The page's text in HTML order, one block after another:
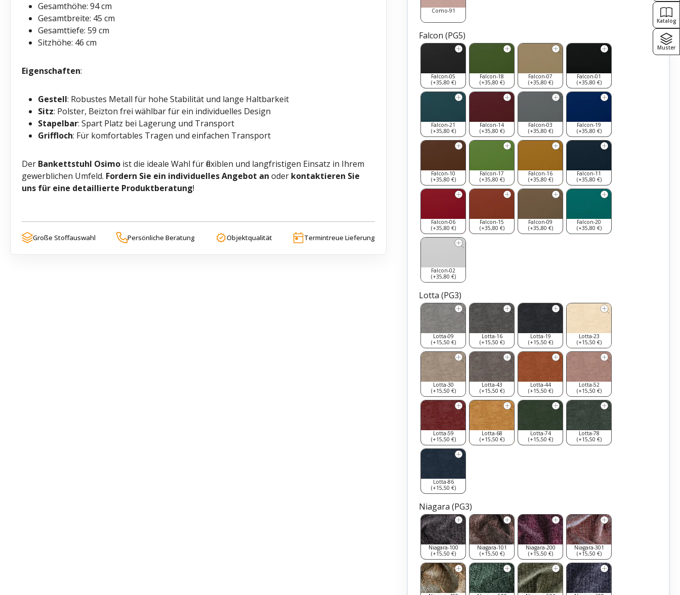
Como-91
Falcon (PG5)
Falcon-05
(+35,80 €)
Falcon-18
(+35,80 €)
Falcon-07
(+35,80 €)
Falcon-01
(+35,80 €)
Falcon-21
(+35,80 €)
Falcon-14
(+35,80 €)
Falcon-03
(+35,80 €)
Falcon-19
(+35,80 €)
Falcon-10
(+35,80 €)
Falcon-17
(+35,80 €)
Falcon-16
(+35,80 €)
Falcon-11
(+35,80 €)
Falcon-06
(+35,80 €)
Falcon-15
(+35,80 €)
Falcon-09
(+35,80 €)
Falcon-20
(+35,80 €)
Falcon-02
(+35,80 €)
Lotta (PG3)
Lotta-09
(+15,50 €)
Lotta-16
(+15,50 €)
Lotta-19
(+15,50 €)
Lotta-23
(+15,50 €)
Lotta-30
(+15,50 €)
Lotta-43
(+15,50 €)
Lotta-44
(+15,50 €)
Lotta-52
(+15,50 €)
Lotta-59
(+15,50 €)
Lotta-68
(+15,50 €)
Lotta-74
(+15,50 €)
Lotta-78
(+15,50 €)
Lotta-86
(+15,50 €)
Niagara (PG3)
Niagara-100
(+15,50 €)
Niagara-101
(+15,50 €)
Niagara-200
(+15,50 €)
Niagara-301
(+15,50 €)
Gesamthöhe: 94 cm
Gesamtbreite: 45 cm
Gesamttiefe: 59 cm
Sitzhöhe: 46 cm
Eigenschaften:
Gestell: Robustes Metall für hohe Stabilität und lange Haltbarkeit
Sitz: Polster, Beizton frei wählbar für ein individuelles Design
Stapelbar: Spart Platz bei Lagerung und Transport
Griffloch: Für komfortables Tragen und einfachen Transport
Der Bankettstuhl Osimo ist die ideale Wahl für flexiblen und langfristigen Einsatz in Ihrem
gewerblichen Umfeld. Fordern Sie ein individuelles Angebot an oder kontaktieren Sie
uns für eine detaillierte Produktberatung!
Große Stoffauswahl Persönliche Beratung Objektqualität Termintreue Lieferung
Katalog
Muster